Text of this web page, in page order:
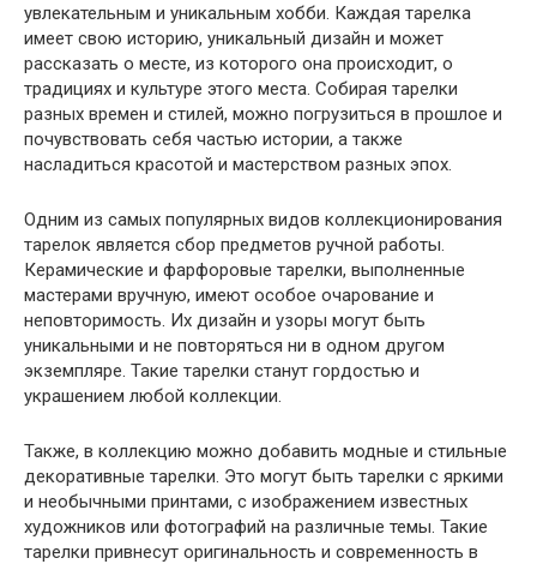
увлекательным и уникальным хобби. Каждая тарелка
имеет свою историю, уникальный дизайн и может
рассказать о месте, из которого она происходит, о
традициях и культуре этого места. Собирая тарелки
разных времен и стилей, можно погрузиться в прошлое и
почувствовать себя частью истории, а также
насладиться красотой и мастерством разных эпох.
Одним из самых популярных видов коллекционирования
тарелок является сбор предметов ручной работы.
Керамические и фарфоровые тарелки, выполненные
мастерами вручную, имеют особое очарование и
неповторимость. Их дизайн и узоры могут быть
уникальными и не повторяться ни в одном другом
экземпляре. Такие тарелки станут гордостью и
украшением любой коллекции.
Также, в коллекцию можно добавить модные и стильные
декоративные тарелки. Это могут быть тарелки с яркими
и необычными принтами, с изображением известных
художников или фотографий на различные темы. Такие
тарелки привнесут оригинальность и современность в